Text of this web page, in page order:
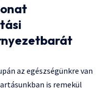
az egészségünkre van
is remekül